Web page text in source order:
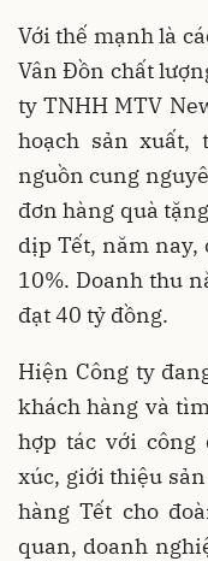
Với thế mạnh là
Vân Đồn chất
ty TNHH MTV
hoạch sản xuất,
nguồn cung
đơn hàng quà
dịp Tết, năm nay,
10%. Doanh thu
đạt 40 tỷ đồng.
Hiện Công ty
khách hàng và
hợp tác với công
xúc, giới thiệu
hàng Tết cho
quan, doanh